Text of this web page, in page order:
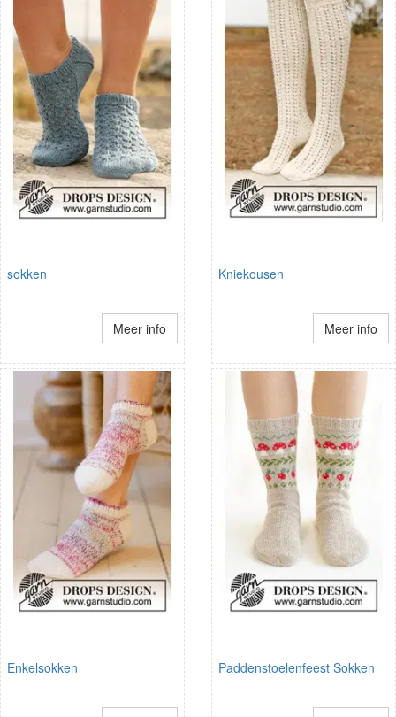
sokken
Meer info
Kniekousen
Meer info
Enkelsokken Paddenstoelenfeest Sokken